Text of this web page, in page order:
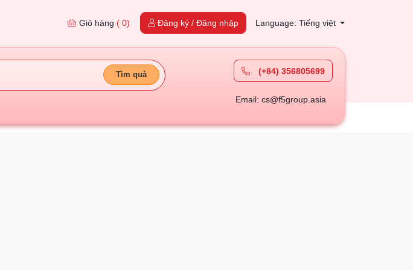
Giỏ hàng ( 0) Đăng ký / Đăng nhập Language: Tiếng việt
Tìm quà (+84) 356805699
Email: cs@f5group.asia